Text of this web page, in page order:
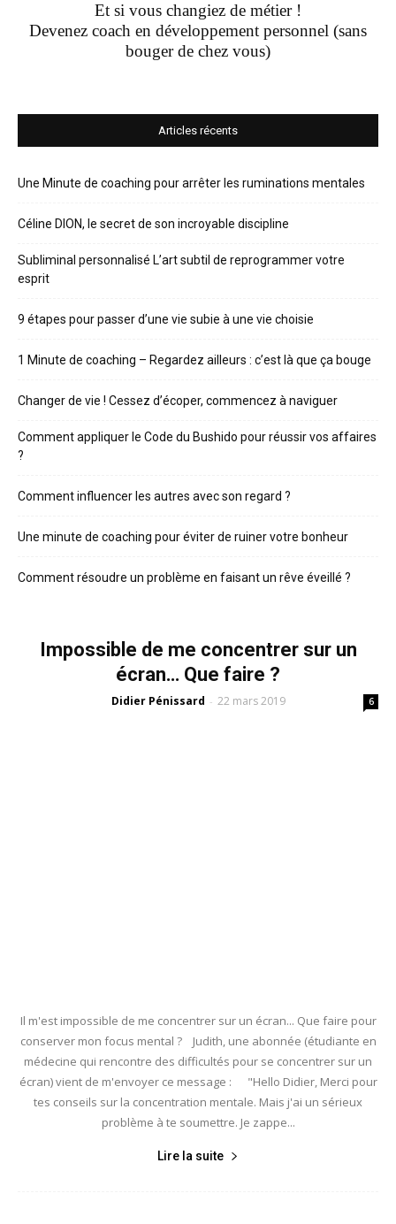
Et si vous changiez de métier !
Devenez coach en développement personnel (sans
bouger de chez vous)
Articles récents
Une Minute de coaching pour arrêter les ruminations mentales
Céline DION, le secret de son incroyable discipline
Subliminal personnalisé L’art subtil de reprogrammer votre
esprit
9 étapes pour passer d’une vie subie à une vie choisie
1 Minute de coaching – Regardez ailleurs : c’est là que ça bouge
Changer de vie ! Cessez d’écoper, commencez à naviguer
Comment appliquer le Code du Bushido pour réussir vos affaires
?
Comment influencer les autres avec son regard ?
Une minute de coaching pour éviter de ruiner votre bonheur
Comment résoudre un problème en faisant un rêve éveillé ?
Impossible de me concentrer sur un
écran… Que faire ?
Didier Pénissard - 22 mars 2019 6
Il m'est impossible de me concentrer sur un écran... Que faire pour
conserver mon focus mental ? Judith, une abonnée (étudiante en
médecine qui rencontre des difficultés pour se concentrer sur un
écran) vient de m'envoyer ce message : "Hello Didier, Merci pour
tes conseils sur la concentration mentale. Mais j'ai un sérieux
problème à te soumettre. Je zappe...
Lire la suite